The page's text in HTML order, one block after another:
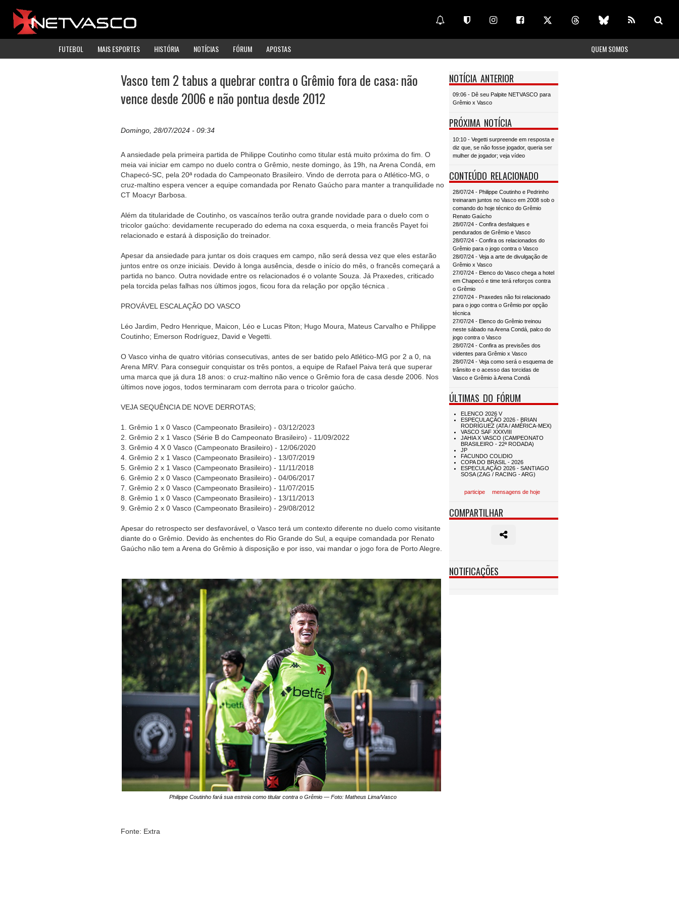
FUTEBOL MAIS ESPORTES HISTÓRIA NOTÍCIAS FÓRUM APOSTAS QUEM SOMOS
Vasco tem 2 tabus a quebrar contra o Grêmio fora de casa: não
vence desde 2006 e não pontua desde 2012
Domingo, 28/07/2024 - 09:34
A ansiedade pela primeira partida de Philippe Coutinho como titular está muito próxima do fim. O
meia vai iniciar em campo no duelo contra o Grêmio, neste domingo, às 19h, na Arena Condá, em
Chapecó-SC, pela 20ª rodada do Campeonato Brasileiro. Vindo de derrota para o Atlético-MG, o
cruz-maltino espera vencer a equipe comandada por Renato Gaúcho para manter a tranquilidade no
CT Moacyr Barbosa.
Além da titularidade de Coutinho, os vascaínos terão outra grande novidade para o duelo com o
tricolor gaúcho: devidamente recuperado do edema na coxa esquerda, o meia francês Payet foi
relacionado e estará à disposição do treinador.
Apesar da ansiedade para juntar os dois craques em campo, não será dessa vez que eles estarão
juntos entre os onze iniciais. Devido à longa ausência, desde o início do mês, o francês começará a
partida no banco. Outra novidade entre os relacionados é o volante Souza. Já Praxedes, criticado
pela torcida pelas falhas nos últimos jogos, ficou fora da relação por opção técnica .
PROVÁVEL ESCALAÇÃO DO VASCO
Léo Jardim, Pedro Henrique, Maicon, Léo e Lucas Piton; Hugo Moura, Mateus Carvalho e Philippe
Coutinho; Emerson Rodríguez, David e Vegetti.
O Vasco vinha de quatro vitórias consecutivas, antes de ser batido pelo Atlético-MG por 2 a 0, na
Arena MRV. Para conseguir conquistar os três pontos, a equipe de Rafael Paiva terá que superar
uma marca que já dura 18 anos: o cruz-maltino não vence o Grêmio fora de casa desde 2006. Nos
últimos nove jogos, todos terminaram com derrota para o tricolor gaúcho.
VEJA SEQUÊNCIA DE NOVE DERROTAS;
1. Grêmio 1 x 0 Vasco (Campeonato Brasileiro) - 03/12/2023
2. Grêmio 2 x 1 Vasco (Série B do Campeonato Brasileiro) - 11/09/2022
3. Grêmio 4 X 0 Vasco (Campeonato Brasileiro) - 12/06/2020
4. Grêmio 2 x 1 Vasco (Campeonato Brasileiro) - 13/07/2019
5. Grêmio 2 x 1 Vasco (Campeonato Brasileiro) - 11/11/2018
6. Grêmio 2 x 0 Vasco (Campeonato Brasileiro) - 04/06/2017
7. Grêmio 2 x 0 Vasco (Campeonato Brasileiro) - 11/07/2015
8. Grêmio 1 x 0 Vasco (Campeonato Brasileiro) - 13/11/2013
9. Grêmio 2 x 0 Vasco (Campeonato Brasileiro) - 29/08/2012
Apesar do retrospecto ser desfavorável, o Vasco terá um contexto diferente no duelo como visitante
diante do o Grêmio. Devido às enchentes do Rio Grande do Sul, a equipe comandada por Renato
Gaúcho não tem a Arena do Grêmio à disposição e por isso, vai mandar o jogo fora de Porto Alegre.
Philippe Coutinho fará sua estreia como titular contra o Grêmio — Foto: Matheus Lima/Vasco
Fonte: Extra
NOTÍCIA ANTERIOR
09:06 - Dê seu Palpite NETVASCO para
Grêmio x Vasco
PRÓXIMA NOTÍCIA
10:10 - Vegetti surpreende em resposta e
diz que, se não fosse jogador, queria ser
mulher de jogador; veja vídeo
CONTEÚDO RELACIONADO
28/07/24 - Philippe Coutinho e Pedrinho
treinaram juntos no Vasco em 2008 sob o
comando do hoje técnico do Grêmio
Renato Gaúcho
28/07/24 - Confira desfalques e
pendurados de Grêmio e Vasco
28/07/24 - Confira os relacionados do
Grêmio para o jogo contra o Vasco
28/07/24 - Veja a arte de divulgação de
Grêmio x Vasco
27/07/24 - Elenco do Vasco chega a hotel
em Chapecó e time terá reforços contra
o Grêmio
27/07/24 - Praxedes não foi relacionado
para o jogo contra o Grêmio por opção
técnica
27/07/24 - Elenco do Grêmio treinou
neste sábado na Arena Condá, palco do
jogo contra o Vasco
28/07/24 - Confira as previsões dos
videntes para Grêmio x Vasco
28/07/24 - Veja como será o esquema de
trânsito e o acesso das torcidas de
Vasco e Grêmio à Arena Condá
ÚLTIMAS DO FÓRUM
participe mensagens de hoje
COMPARTILHAR
NOTIFICAÇÕES